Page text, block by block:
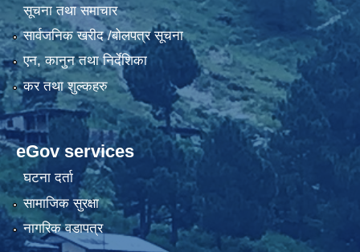
सूचना तथा समाचार
सार्वजनिक खरीद /बोलपत्र सूचना
एन, कानुन तथा निर्देशिका
कर तथा शुल्कहरु
eGov services
घटना दर्ता
सामाजिक सुरक्षा
नागरिक वडापत्र